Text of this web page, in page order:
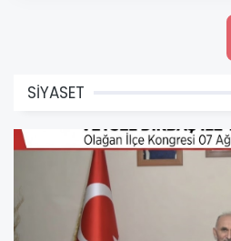
SİYASET